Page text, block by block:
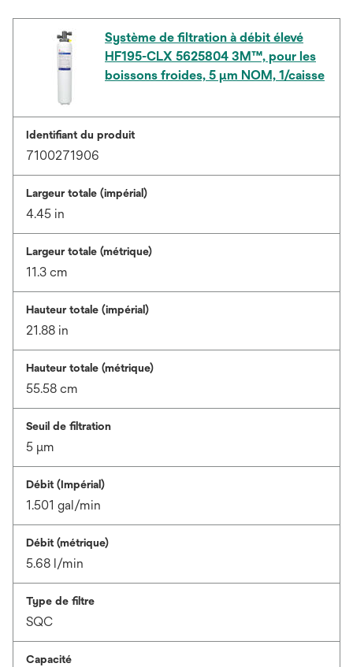
Système de filtration à débit élevé
HF195-CLX 5625804 3M™, pour les
boissons froides, 5 µm NOM, 1/caisse
Identifiant du produit
7100271906
Largeur totale (impérial)
4.45 in
Largeur totale (métrique)
11.3 cm
Hauteur totale (impérial)
21.88 in
Hauteur totale (métrique)
55.58 cm
Seuil de filtration
5 μm
Débit (Impérial)
1.501 gal/min
Débit (métrique)
5.68 l/min
Type de filtre
SQC
Capacité